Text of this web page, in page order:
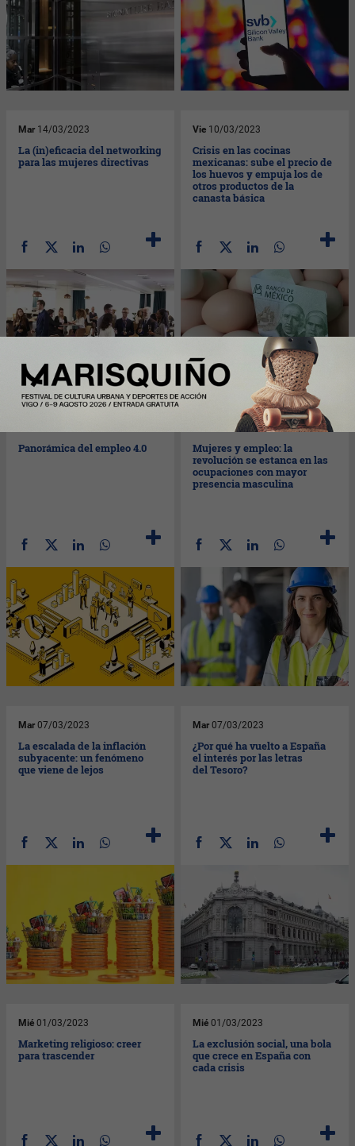
Mar 14/03/2023
La (in)eficacia del networking
para las mujeres directivas
Vie 10/03/2023
Crisis en las cocinas
mexicanas: sube el precio de
los huevos y empuja los de
otros productos de la
canasta básica
Panorámica del empleo 4.0
08/03/2023
Mujeres y empleo: la
revolución se estanca en las
ocupaciones con mayor
presencia masculina
Mar 07/03/2023
La escalada de la inflación
subyacente: un fenómeno
que viene de lejos
Mar 07/03/2023
¿Por qué ha vuelto a España
el interés por las letras
del Tesoro?
Mié 01/03/2023
Marketing religioso: creer
para trascender
Mié 01/03/2023
La exclusión social, una bola
que crece en España con
cada crisis